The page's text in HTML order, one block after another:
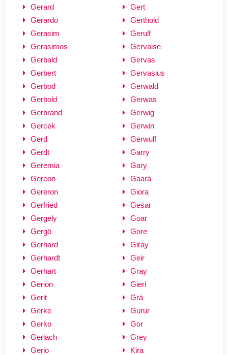
Gerard
Gerardo
Gerasim
Gerasimos
Gerbald
Gerbert
Gerbod
Gerbold
Gerbrand
Gercek
Gerd
Gerdt
Geremia
Gereon
Gereron
Gerfried
Gergely
Gergö
Gerhard
Gerhardt
Gerhart
Gerion
Gerit
Gerke
Gerko
Gerlach
Gerlo
Gert
Gerthold
Gerulf
Gervaise
Gervas
Gervasius
Gerwald
Gerwas
Gerwig
Gerwin
Gerwulf
Garry
Gary
Gaara
Giora
Gesar
Goar
Gore
Giray
Geir
Gray
Gieri
Grá
Gurur
Gor
Grey
Kira